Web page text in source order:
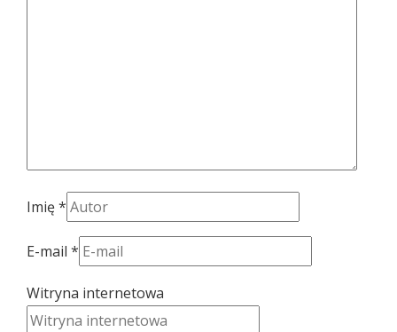
Imię*
E-mail *
Witryna internetowa